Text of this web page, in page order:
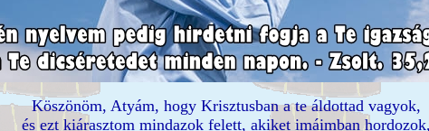
Köszönöm, Atyám, hogy Krisztusban a te áldottad vagyok,
és ezt kiárasztom mindazok felett, akiket imáimban